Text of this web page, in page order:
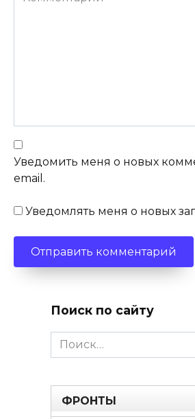
Уведомить меня о новых
email.
Уведомлять меня о новых
Поиск по сайту
Search
for:
ФРОНТЫ